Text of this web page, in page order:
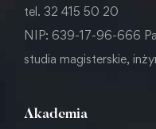
tel. 32 415 50 20
NIP: 639-17-96-666
studia magisterskie,
Akademia